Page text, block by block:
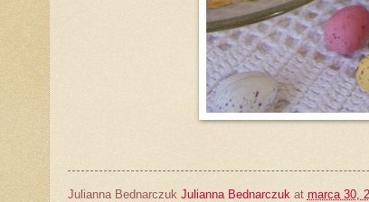
Julianna Bednarczuk Julianna Bednarczuk at marca 30,